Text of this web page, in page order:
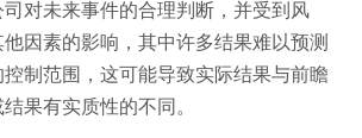
对未来事件的合理判断，并受到风
因素的影响，其中许多结果难以预测
制范围，这可能导致实际结果与前瞻
果有实质性的不同。